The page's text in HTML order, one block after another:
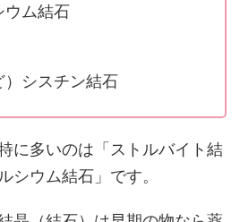
ウム結石
）シスチン結石
に多いのは「ストルバイト結
シウム結石」です。